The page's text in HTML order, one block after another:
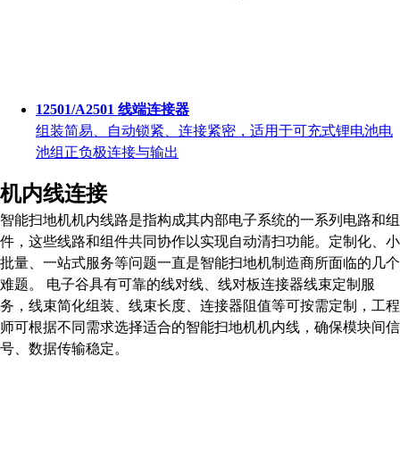
12501/A2501 线端连接器
组装简易、自动锁紧、连接紧密，适用于可充式锂电池电
池组正负极连接与输出
机内线连接
智能扫地机机内线路是指构成其内部电子系统的一系列电路和组
件，这些线路和组件共同协作以实现自动清扫功能。定制化、小
批量、一站式服务等问题一直是智能扫地机制造商所面临的几个
难题。 电子谷具有可靠的线对线、线对板连接器线束定制服
务，线束简化组装、线束长度、连接器阻值等可按需定制，工程
师可根据不同需求选择适合的智能扫地机机内线，确保模块间信
号、数据传输稳定。